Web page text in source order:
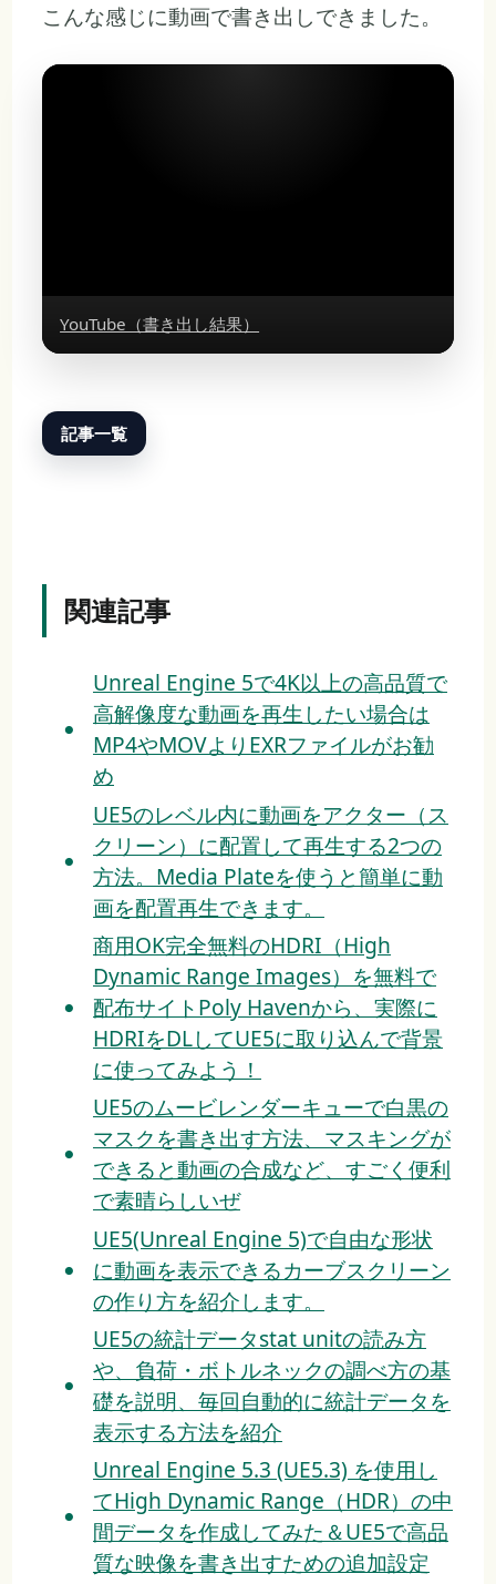
こんな感じに動画で書き出しできました。
YouTube（書き出し結果）
記事一覧
関連記事
Unreal Engine 5で4K以上の高品質で
高解像度な動画を再生したい場合は
MP4やMOVよりEXRファイルがお勧
め
UE5のレベル内に動画をアクター（ス
クリーン）に配置して再生する2つの
方法。Media Plateを使うと簡単に動
画を配置再生できます。
商用OK完全無料のHDRI（High
Dynamic Range Images）を無料で
配布サイトPoly Havenから、実際に
HDRIをDLしてUE5に取り込んで背景
に使ってみよう！
UE5のムービレンダーキューで白黒の
マスクを書き出す方法、マスキングが
できると動画の合成など、すごく便利
で素晴らしいぜ
UE5(Unreal Engine 5)で自由な形状
に動画を表示できるカーブスクリーン
の作り方を紹介します。
UE5の統計データstat unitの読み方
や、負荷・ボトルネックの調べ方の基
礎を説明、毎回自動的に統計データを
表示する方法を紹介
Unreal Engine 5.3 (UE5.3) を使用し
てHigh Dynamic Range（HDR）の中
間データを作成してみた＆UE5で高品
質な映像を書き出すための追加設定